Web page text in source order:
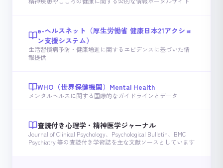
e-ヘルスネット（厚生労働省 健康日本21アクショ
ン支援システム）
生活習慣病予防・健康増進に関するエビデンスに基づいた情
報提供
WHO（世界保健機関）Mental Health
メンタルヘルスに関する国際的なガイドラインとデータ
査読付き心理学・精神医学ジャーナル
Journal of Clinical Psychology、Psychological Bulletin、BMC
Psychiatry 等の査読付き学術誌を主な文献ソースとしています